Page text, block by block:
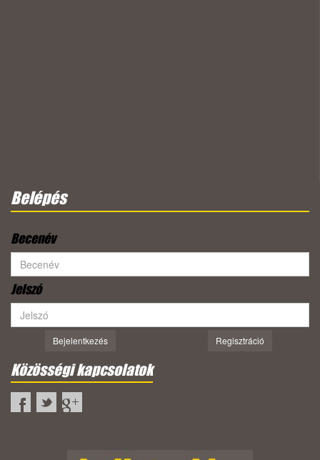
Belépés
Becenév
Jelszó
Bejelentkezés Regisztráció
Közösségi kapcsolatok